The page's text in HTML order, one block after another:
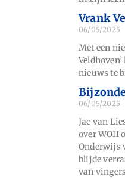
Vrank
06/05/2025
Met een
nieuws te
06/05/2025
Jac van
over WOII
Onderwijs
blijde
van